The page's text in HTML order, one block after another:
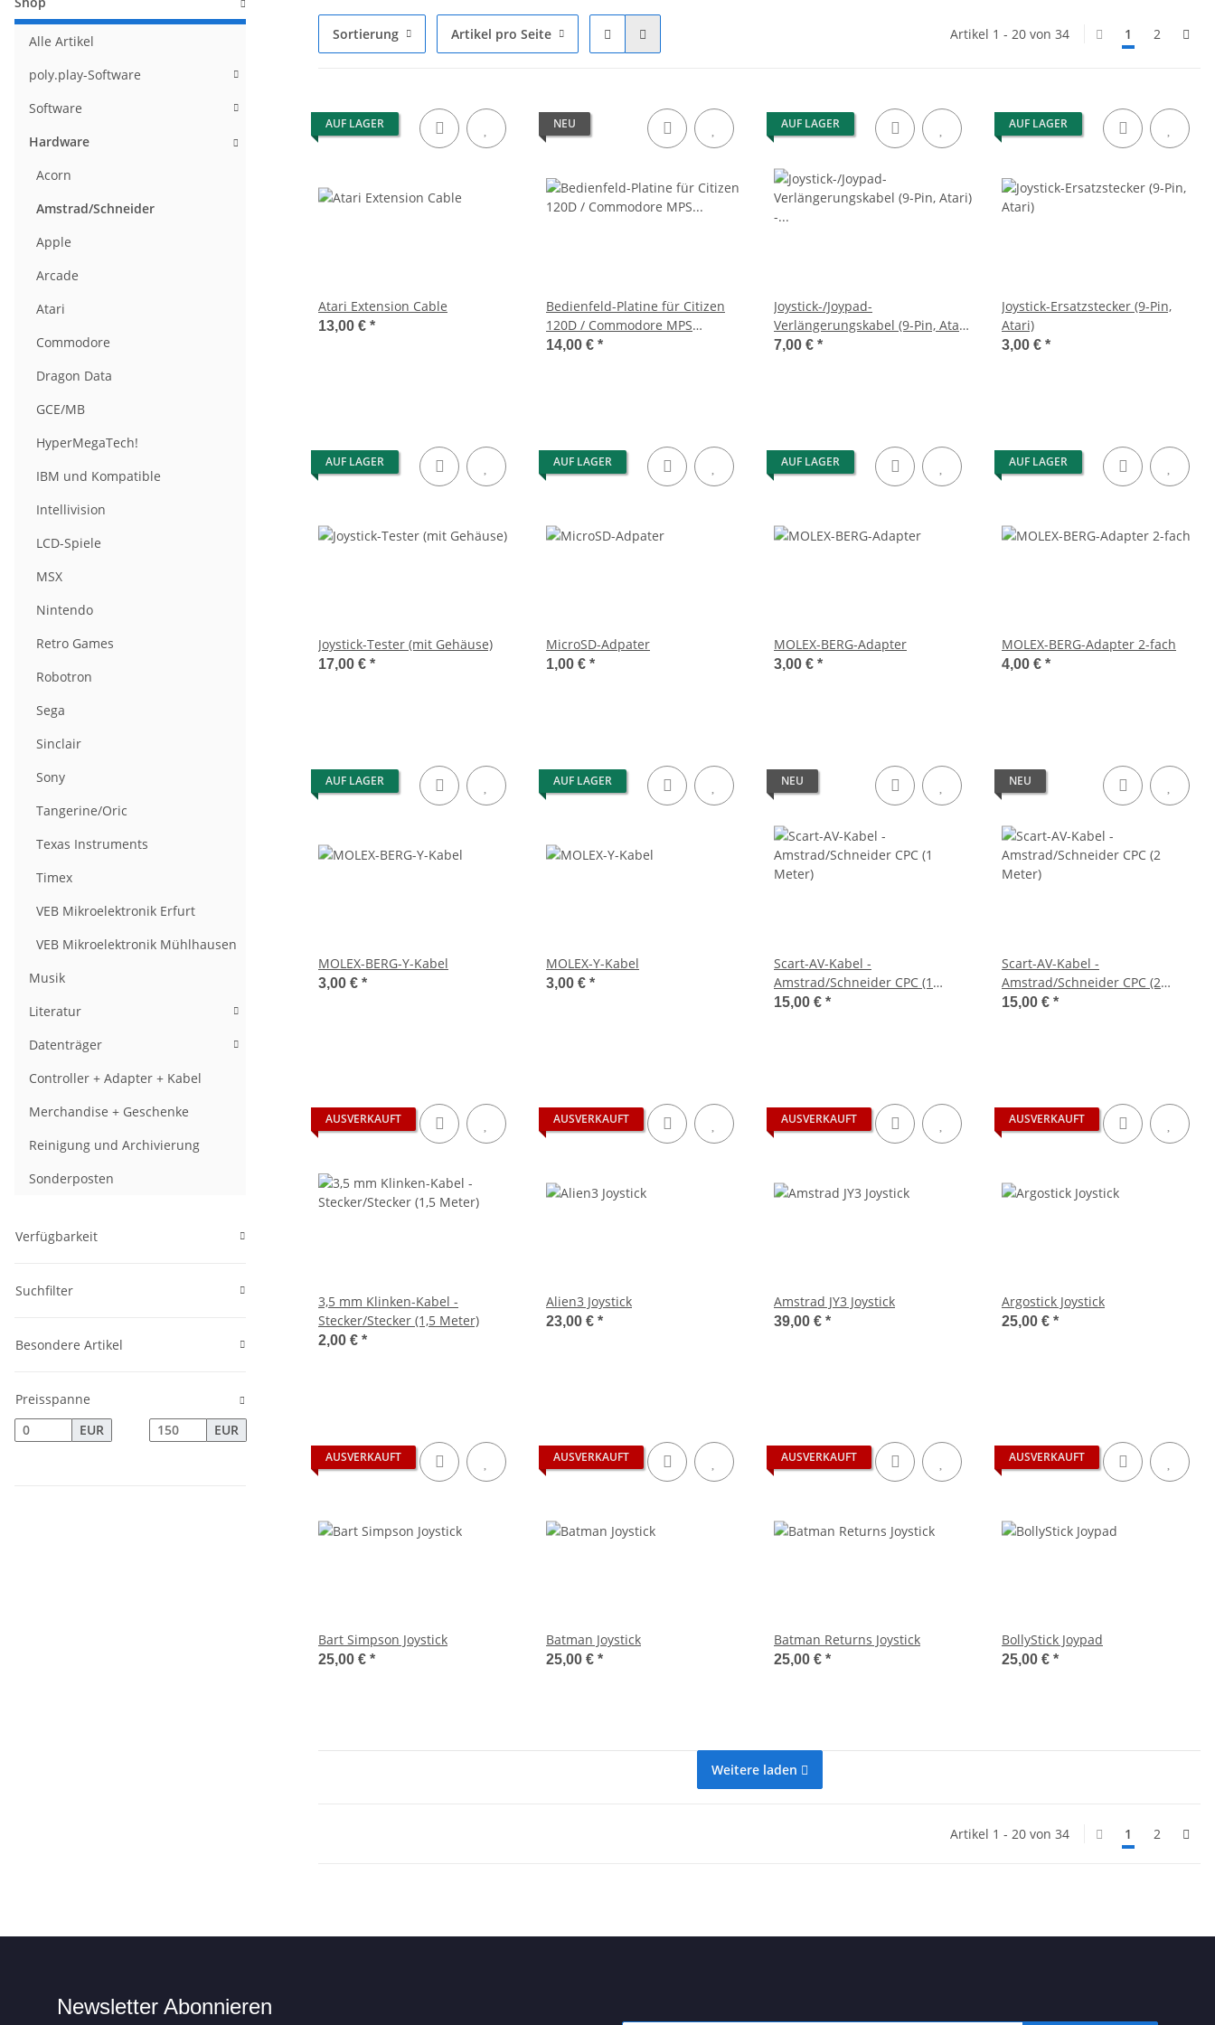
Sortierung Artikel pro Seite Artikel 1 - 20 von 34 1 2
AUF LAGER
Atari Extension Cable
13,00 € *
NEU
Bedienfeld-Platine für Citizen
120D / Commodore MPS
1220/1250
14,00 € *
AUF LAGER
Joystick-/Joypad-
Verlängerungskabel (9-Pin, Atari)
- extralang
7,00 € *
AUF LAGER
Joystick-Ersatzstecker (9-Pin,
Atari)
3,00 € *
AUF LAGER
Joystick-Tester (mit Gehäuse)
17,00 € *
AUF LAGER
MicroSD-Adpater
1,00 € *
AUF LAGER
MOLEX-BERG-Adapter
3,00 € *
AUF LAGER
MOLEX-BERG-Adapter 2-fach
4,00 € *
AUF LAGER
MOLEX-BERG-Y-Kabel
3,00 € *
AUF LAGER
MOLEX-Y-Kabel
3,00 € *
NEU
Scart-AV-Kabel -
Amstrad/Schneider CPC (1
Meter)
15,00 € *
NEU
Scart-AV-Kabel -
Amstrad/Schneider CPC (2
Meter)
15,00 € *
AUSVERKAUFT
3,5 mm Klinken-Kabel -
Stecker/Stecker (1,5 Meter)
2,00 € *
AUSVERKAUFT
Alien3 Joystick
23,00 € *
AUSVERKAUFT
Amstrad JY3 Joystick
39,00 € *
AUSVERKAUFT
Argostick Joystick
25,00 € *
AUSVERKAUFT
Bart Simpson Joystick
25,00 € *
AUSVERKAUFT
Batman Joystick
25,00 € *
AUSVERKAUFT
Batman Returns Joystick
25,00 € *
AUSVERKAUFT
BollyStick Joypad
25,00 € *
Weitere laden
Artikel 1 - 20 von 34 1 2
Alle Artikel
poly.play-Software
Software
Hardware
Acorn
Amstrad/Schneider
Apple
Arcade
Atari
Commodore
Dragon Data
GCE/MB
HyperMegaTech!
IBM und Kompatible
Intellivision
LCD-Spiele
MSX
Nintendo
Retro Games
Robotron
Sega
Sinclair
Sony
Tangerine/Oric
Texas Instruments
Timex
VEB Mikroelektronik Erfurt
VEB Mikroelektronik Mühlhausen
Musik
Literatur
Datenträger
Controller + Adapter + Kabel
Merchandise + Geschenke
Reinigung und Archivierung
Sonderposten
Verfügbarkeit
Suchfilter
Besondere Artikel
Preisspanne
EUR
EUR
Newsletter Abonnieren